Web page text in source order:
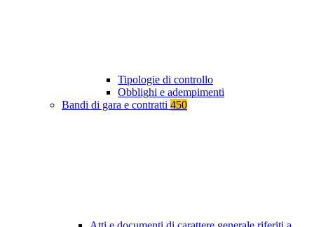
Tipologie di controllo
Obblighi e adempimenti
Bandi di gara e contratti 450